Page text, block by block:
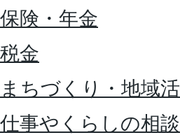
保険・年金
税金
まちづくり・地域
仕事やくらしの相談